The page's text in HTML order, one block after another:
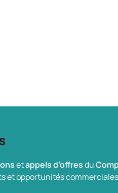
etappels d’offresdu
et opportunités